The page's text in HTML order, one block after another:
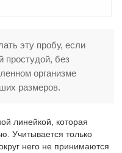
эту пробу, если
простудой, без
организме
размеров.
линейкой, которая
Учитывается только
него не принимаются